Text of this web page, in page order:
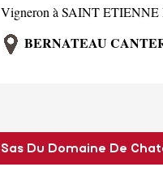
Vigneron à SAINT ETIENNE
BERNATEAU
Sas Du Domaine De